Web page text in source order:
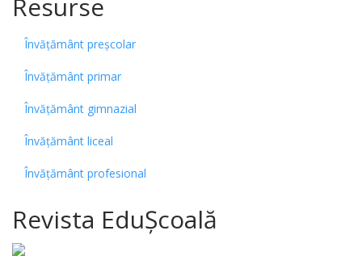
Resurse
Învățământ preșcolar
Învățământ primar
Învățământ gimnazial
Învățământ liceal
Învățământ profesional
Revista EduȘcoală